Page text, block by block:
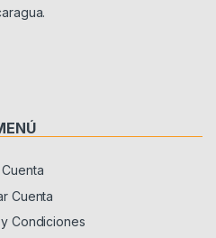
Cuenta
Condiciones